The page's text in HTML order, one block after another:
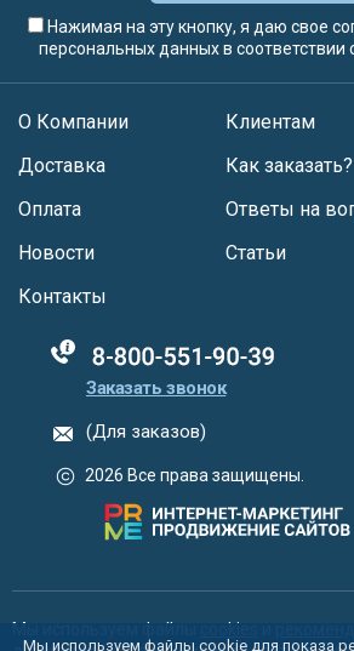
Нажимая на эту кнопку, я даю свое
персональных данных в соответствии
О Компании
Доставка
Оплата
Новости
Клиентам
Как заказать?
Ответы на
Статьи
Контакты
88005555550
Заказать звонок
(Для заказов)
2026 Все права защищены.
Мы используем файлы cookies
Мы используем файлы cookie для показа